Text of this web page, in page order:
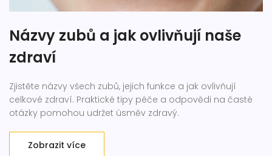
Názvy zubů a jak ovlivňují naše
zdraví
Zjistěte názvy všech zubů, jejich funkce a jak ovlivňují
celkové zdraví. Praktické tipy péče a odpovědi na časté
otázky pomohou udržet úsměv zdravý.
Zobrazit více